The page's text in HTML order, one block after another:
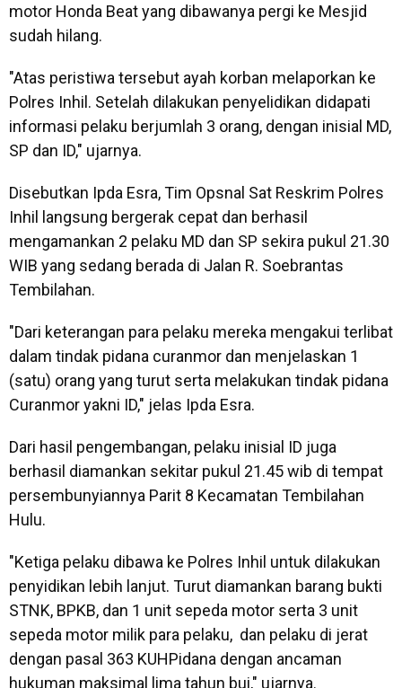
motor Honda Beat yang dibawanya pergi ke Mesjid
sudah hilang.
"Atas peristiwa tersebut ayah korban melaporkan ke
Polres Inhil. Setelah dilakukan penyelidikan didapati
informasi pelaku berjumlah 3 orang, dengan inisial MD,
SP dan ID," ujarnya.
Disebutkan Ipda Esra, Tim Opsnal Sat Reskrim Polres
Inhil langsung bergerak cepat dan berhasil
mengamankan 2 pelaku MD dan SP sekira pukul 21.30
WIB yang sedang berada di Jalan R. Soebrantas
Tembilahan.
"Dari keterangan para pelaku mereka mengakui terlibat
dalam tindak pidana curanmor dan menjelaskan 1
(satu) orang yang turut serta melakukan tindak pidana
Curanmor yakni ID," jelas Ipda Esra.
Dari hasil pengembangan, pelaku inisial ID juga
berhasil diamankan sekitar pukul 21.45 wib di tempat
persembunyiannya Parit 8 Kecamatan Tembilahan
Hulu.
"Ketiga pelaku dibawa ke Polres Inhil untuk dilakukan
penyidikan lebih lanjut. Turut diamankan barang bukti
STNK, BPKB, dan 1 unit sepeda motor serta 3 unit
sepeda motor milik para pelaku, dan pelaku di jerat
dengan pasal 363 KUHPidana dengan ancaman
hukuman maksimal lima tahun bui," ujarnya.